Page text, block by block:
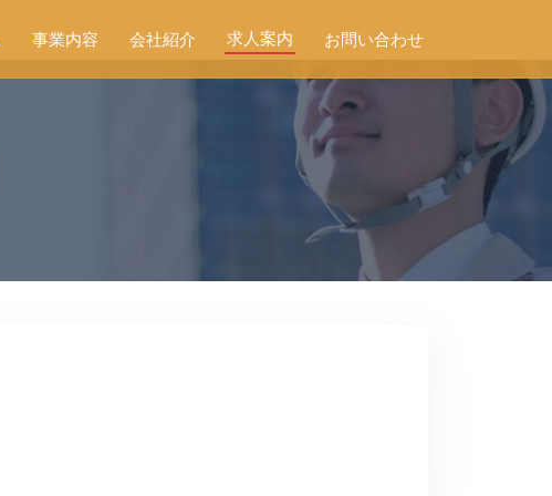
事業内容 会社紹介 求人案内 お問い合わせ